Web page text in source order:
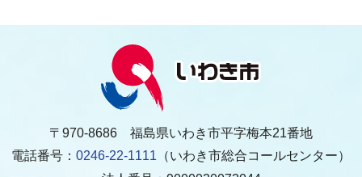
〒970-8686 福島県いわき市平字梅本21番地
電話番号： 0246-22-1111 （いわき市総合コールセンター）